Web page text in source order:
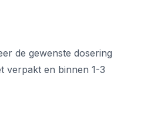
de gewenste dosering
verpakt en binnen 1-3